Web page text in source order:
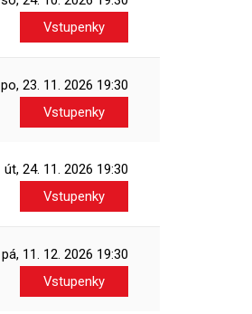
Vstupenky
po, 23. 11. 2026 19:30
Vstupenky
út, 24. 11. 2026 19:30
Vstupenky
pá, 11. 12. 2026 19:30
Vstupenky